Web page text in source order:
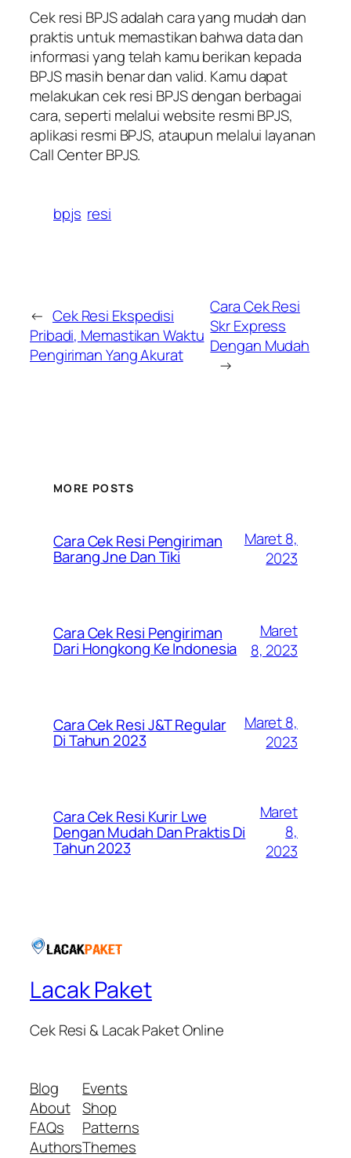
Cek resi BPJS adalah cara yang mudah dan
praktis untuk memastikan bahwa data dan
informasi yang telah kamu berikan kepada
BPJS masih benar dan valid. Kamu dapat
melakukan cek resi BPJS dengan berbagai
cara, seperti melalui website resmi BPJS,
aplikasi resmi BPJS, ataupun melalui layanan
Call Center BPJS.
bpjs resi
← Cek Resi Ekspedisi
Pribadi, Memastikan Waktu
Pengiriman Yang Akurat
Cara Cek Resi
Skr Express
Dengan Mudah
→
MORE POSTS
Cara Cek Resi Pengiriman
Barang Jne Dan Tiki
Maret 8,
2023
Cara Cek Resi Pengiriman
Dari Hongkong Ke Indonesia
Maret
8, 2023
Cara Cek Resi J&T Regular
Di Tahun 2023
Maret 8,
2023
Cara Cek Resi Kurir Lwe
Dengan Mudah Dan Praktis Di
Tahun 2023
Maret
8,
2023
Lacak Paket
Cek Resi & Lacak Paket Online
Blog
About
FAQs
Authors
Events
Shop
Patterns
Themes